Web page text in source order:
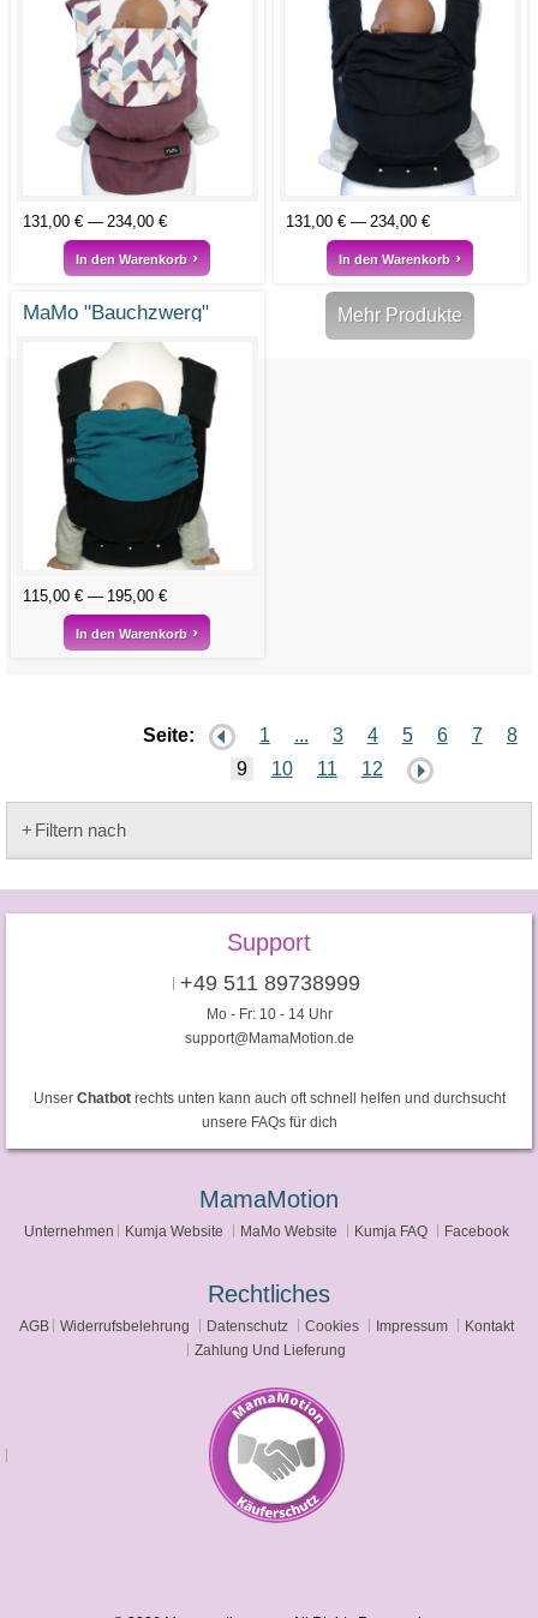
131,00 € 234,00 €
In den Warenkorb
131,00 € 234,00 €
In den Warenkorb
MaMo "Bauchzwerg"
115,00 € 195,00 €
In den Warenkorb
Mehr Produkte
Seite: 1 ... 3 4 5 6 7
8
9
10 11 12
Filtern nach
Support
+49 511 89738999
Mo - Fr: 10 - 14 Uhr
support@MamaMotion.de
Unser Chatbotrechts unten kann auch oft schnell helfen und durchsucht
unsere FAQs für dich
MamaMotion
Unternehmen Kumja Website MaMo Website Kumja FAQ Facebook
Rechtliches
AGB Widerrufsbelehrung Datenschutz Cookies Impressum
Kontakt
Zahlung Und Lieferung